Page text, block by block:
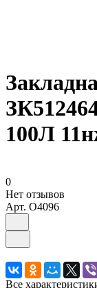
100Л
0
Нет отзывов
Арт. O4096
Все